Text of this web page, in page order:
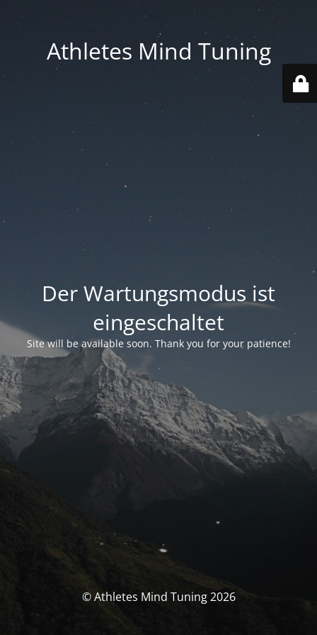
Athletes Mind Tuning
Der Wartungsmodus ist
eingeschaltet
Site will be available soon. Thank you for your patience!
© Athletes Mind Tuning 2026